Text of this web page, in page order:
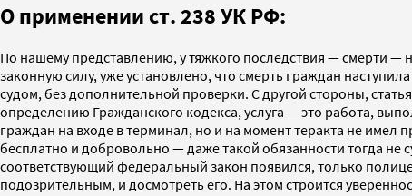
О применении ст. 238 УК РФ:
По нашему представлению, у тяжкого последствия — смерти —
законную силу, уже установлено, что смерть граждан
судом, без дополнительной проверки. С другой стороны,
определению Гражданского кодекса, услуга — это работа,
граждан на входе в терминал, но и на момент теракта не имел
бесплатно и добровольно ­— даже такой обязанности тогда
соответствующий федеральный закон появился, только
подозрительным, и досмотреть его. На этом строится